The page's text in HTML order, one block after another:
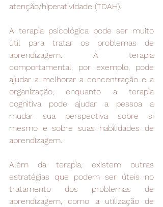
atenção/hiperatividade (TDAH).
A terapia psicológica pode ser muito
útil para tratar os problemas de
aprendizagem. A terapia
comportamental, por exemplo, pode
ajudar a melhorar a concentração e a
organização, enquanto a terapia
cognitiva pode ajudar a pessoa a
mudar sua perspectiva sobre si
mesmo e sobre suas habilidades de
aprendizagem.
Além da terapia, existem outras
estratégias que podem ser úteis no
tratamento dos problemas de
aprendizagem, como a utilização de